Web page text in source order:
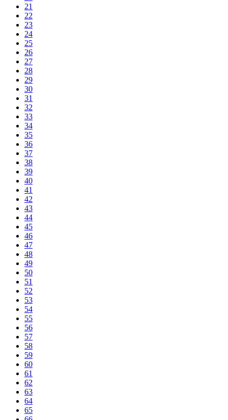
21
22
23
24
25
26
27
28
29
30
31
32
33
34
35
36
37
38
39
40
41
42
43
44
45
46
47
48
49
50
51
52
53
54
55
56
57
58
59
60
61
62
63
64
65